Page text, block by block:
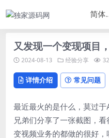
又发现一个变现项目
2024-08-13 经验分享
详情介绍 常见问题
最近最火的是什么，莫过
兄弟们分享了一张截图，
变视频业务的都做的很好